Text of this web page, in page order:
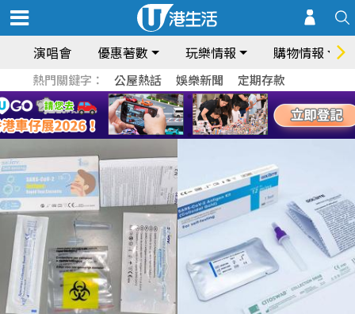
演唱會 優惠著數 玩樂情報 購物情報
熱門關鍵字： 公屋熱話 娛樂新聞 定期存款